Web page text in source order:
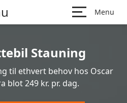
Menu
Stauning
til ethvert behov hos Oscar
blot 249 kr. pr. dag.